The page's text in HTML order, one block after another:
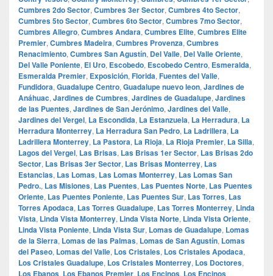
Cumbres 2do Sector, Cumbres 3er Sector, Cumbres 4to Sector,
Cumbres 5to Sector, Cumbres 6to Sector, Cumbres 7mo Sector,
Cumbres Allegro, Cumbres Andara, Cumbres Elite, Cumbres Elite
Premier, Cumbres Madeira, Cumbres Provenza, Cumbres
Renacimiento, Cumbres San Agustín, Del Valle, Del Valle Oriente,
Del Valle Poniente, El Uro, Escobedo, Escobedo Centro, Esmeralda,
Esmeralda Premier, Exposición, Florida, Fuentes del Valle,
Fundidora, Guadalupe Centro, Guadalupe nuevo leon, Jardines de
Anáhuac, Jardines de Cumbres, Jardines de Guadalupe, Jardines
de las Puentes, Jardines de San Jerónimo, Jardines del Valle,
Jardines del Vergel, La Escondida, La Estanzuela, La Herradura, La
Herradura Monterrey, La Herradura San Pedro, La Ladrillera, La
Ladrillera Monterrey, La Pastora, La Rioja, La Rioja Premier, La Silla,
Lagos del Vergel, Las Brisas, Las Brisas 1er Sector, Las Brisas 2do
Sector, Las Brisas 3er Sector, Las Brisas Monterrey, Las
Estancias, Las Lomas, Las Lomas Monterrey, Las Lomas San
Pedro., Las Misiones, Las Puentes, Las Puentes Norte, Las Puentes
Oriente, Las Puentes Poniente, Las Puentes Sur, Las Torres, Las
Torres Apodaca, Las Torres Guadalupe, Las Torres Monterrey, Linda
Vista, Linda Vista Monterrey, Linda Vista Norte, Linda Vista Oriente,
Linda Vista Poniente, Linda Vista Sur, Lomas de Guadalupe, Lomas
de la Sierra, Lomas de las Palmas, Lomas de San Agustín, Lomas
del Paseo, Lomas del Valle, Los Cristales, Los Cristales Apodaca,
Los Cristales Guadalupe, Los Cristales Monterrey, Los Doctores,
Los Ebanos, Los Ebanos Premier, Los Encinos, Los Encinos